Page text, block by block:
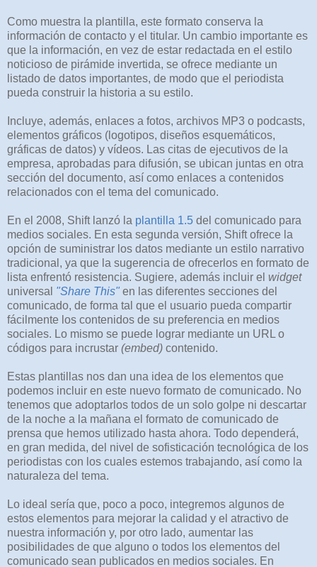
Como muestra la plantilla, este formato conserva la
información de contacto y el titular. Un cambio importante es
que la información, en vez de estar redactada en el estilo
noticioso de pirámide invertida, se ofrece mediante un
listado de datos importantes, de modo que el periodista
pueda construir la historia a su estilo.
Incluye, además, enlaces a fotos, archivos MP3 o podcasts,
elementos gráficos (logotipos, diseños esquemáticos,
gráficas de datos) y vídeos. Las citas de ejecutivos de la
empresa, aprobadas para difusión, se ubican juntas en otra
sección del documento, así como enlaces a contenidos
relacionados con el tema del comunicado.
En el 2008, Shift lanzó la plantilla 1.5 del comunicado para
medios sociales. En esta segunda versión, Shift ofrece la
opción de suministrar los datos mediante un estilo narrativo
tradicional, ya que la sugerencia de ofrecerlos en formato de
lista enfrentó resistencia. Sugiere, además incluir el widget
universal "Share This" en las diferentes secciones del
comunicado, de forma tal que el usuario pueda compartir
fácilmente los contenidos de su preferencia en medios
sociales. Lo mismo se puede lograr mediante un URL o
códigos para incrustar (embed) contenido.
Estas plantillas nos dan una idea de los elementos que
podemos incluir en este nuevo formato de comunicado. No
tenemos que adoptarlos todos de un solo golpe ni descartar
de la noche a la mañana el formato de comunicado de
prensa que hemos utilizado hasta ahora. Todo dependerá,
en gran medida, del nivel de sofisticación tecnológica de los
periodistas con los cuales estemos trabajando, así como la
naturaleza del tema.
Lo ideal sería que, poco a poco, integremos algunos de
estos elementos para mejorar la calidad y el atractivo de
nuestra información y, por otro lado, aumentar las
posibilidades de que alguno o todos los elementos del
comunicado sean publicados en medios sociales. En